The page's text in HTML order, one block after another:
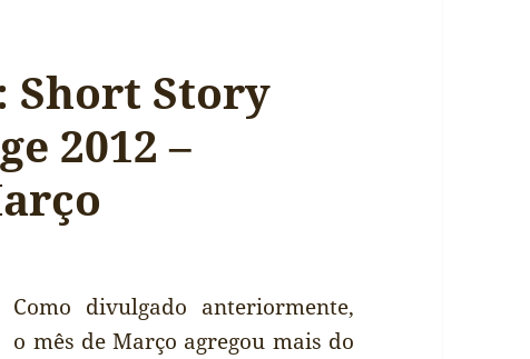
Short Story
2012 –
Como divulgado anteriormente,
o mês de Março agregou mais do